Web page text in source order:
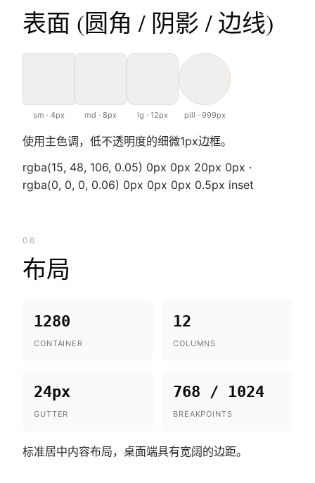
表面 (圆角 / 阴影 / 边线)
sm · 4px md · 8px lg · 12px pill · 999px
使用主色调，低不透明度的细微1px边框。
rgba(15, 48, 106, 0.05) 0px 0px 20px 0px ·
rgba(0, 0, 0, 0.06) 0px 0px 0px 0.5px inset
06
布局
1280
CONTAINER
12
COLUMNS
24px
GUTTER
768 / 1024
BREAKPOINTS
标准居中内容布局，桌面端具有宽阔的边距。